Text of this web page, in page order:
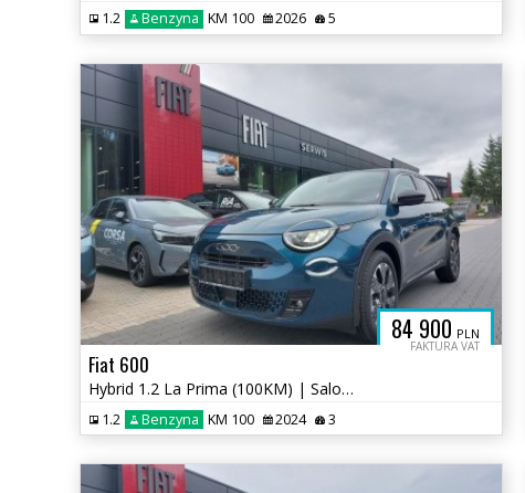
1.2 Benzyna KM 100 2026 5
84 900 PLN
FAKTURA VAT
Fiat 600
Hybrid 1.2 La Prima (100KM) | Salon PL | 2024 / Rejestracja 2026
1.2 Benzyna KM 100 2024 3